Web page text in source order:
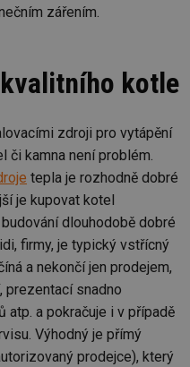
zářením.
kotle
zdroji pro vytápění
či kamna není problém.
tepla je rozhodně dobré
je kupovat kotel
dlouhodobě dobré
firmy, je typický vstřícný
a nekončí jen prodejem,
prezentací snadno
atp. a pokračuje i v případě
Výhodný je přímý
prodejce), který